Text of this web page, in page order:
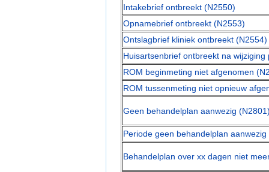
Intakebrief ontbreekt (N2550)
Opnamebrief ontbreekt (N2553)
Ontslagbrief kliniek ontbreekt (N2554)
Huisartsenbrief ontbreekt na
ROM beginmeting niet afgenomen
ROM tussenmeting niet opnieuw
Geen behandelplan aanwezig
Periode geen behandelplan
Behandelplan over xx dagen niet